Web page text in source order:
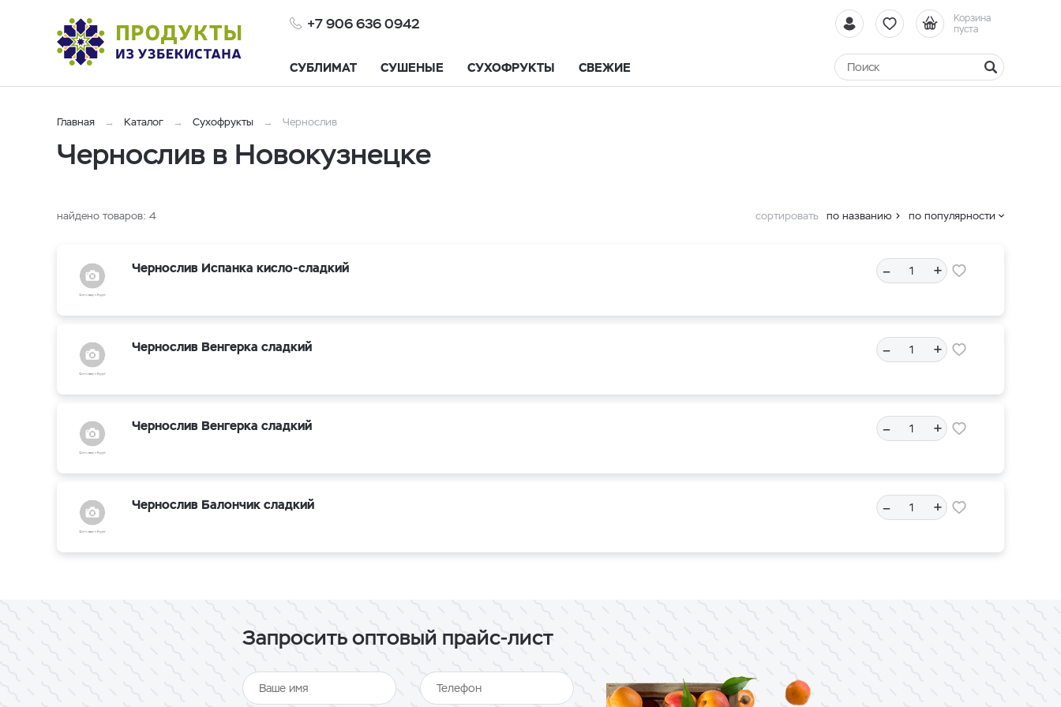
+7 906 636 0942
Корзина
пуста
СУБЛИМАТ СУШЕНЫЕ СУХОФРУКТЫ СВЕЖИЕ
Главная Каталог Сухофрукты Чернослив
Чернослив в Новокузнецке
найдено товаров: 4 сортировать по названию по популярности
Чернослив Испанка кисло-сладкий – +
Чернослив Венгерка сладкий – +
Чернослив Венгерка сладкий – +
Чернослив Балончик сладкий – +
Запросить оптовый прайс-лист